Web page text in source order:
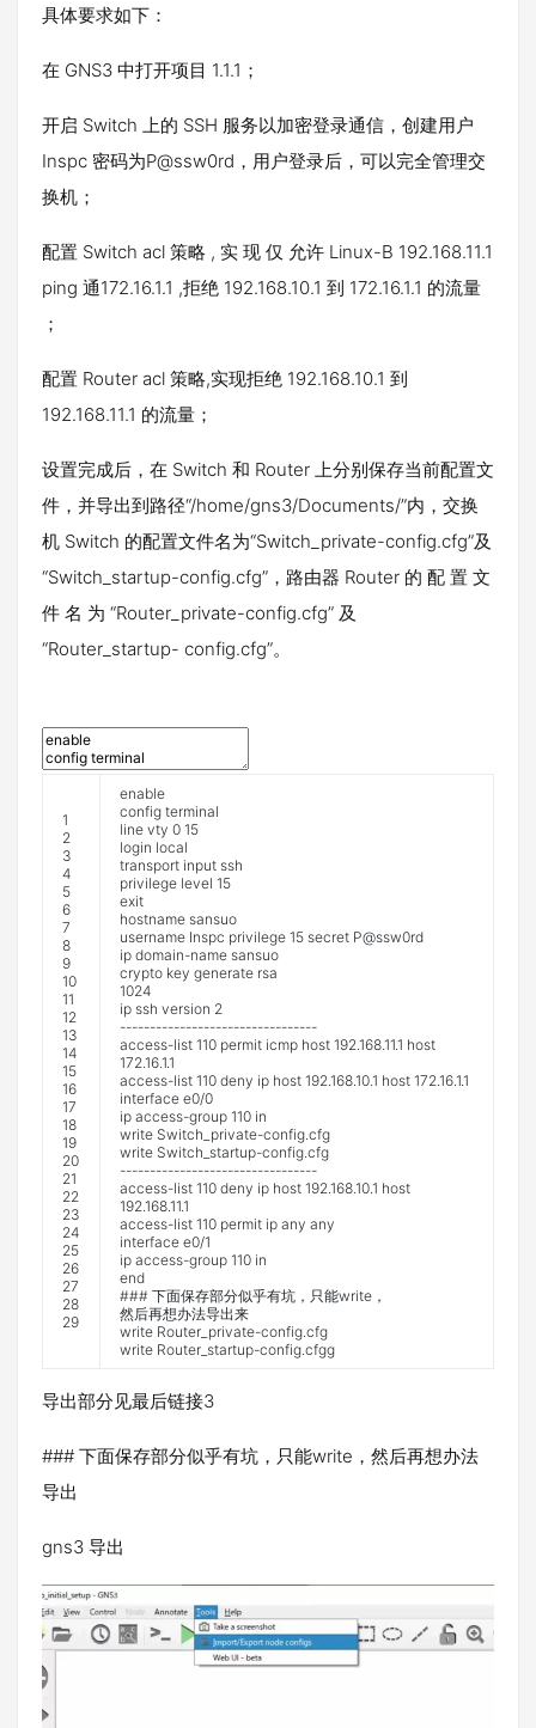
具体要求如下：
在 GNS3 中打开项目 1.1.1；
开启 Switch 上的 SSH 服务以加密登录通信，创建用户
Inspc 密码为P@ssw0rd，用户登录后，可以完全管理交
换机；
配置 Switch acl 策略 , 实 现 仅 允许 Linux-B 192.168.11.1
ping 通172.16.1.1 ,拒绝 192.168.10.1 到 172.16.1.1 的流量
；
配置 Router acl 策略,实现拒绝 192.168.10.1 到
192.168.11.1 的流量；
设置完成后，在 Switch 和 Router 上分别保存当前配置文
件，并导出到路径“/home/gns3/Documents/”内，交换
机 Switch 的配置文件名为“Switch_private-config.cfg”及
“Switch_startup-config.cfg”，路由器 Router 的 配 置 文
件 名 为 “Router_private-config.cfg” 及
“Router_startup- config.cfg”。
1
2
3
4
5
6
7
8
9
10
11
12
13
14
15
16
17
18
19
20
21
22
23
24
25
26
27
28
29
enable
config terminal
line vty 0 15
login local
transport input ssh
privilege level 15
exit
hostname sansuo
username Inspc privilege 15 secret P@ssw0rd
ip domain-name sansuo
crypto key generate rsa
1024
ip ssh version 2
---------------------------------
access-list 110 permit icmp host 192.168.11.1 host
172.16.1.1
access-list 110 deny ip host 192.168.10.1 host 172.16.1.1
interface e0/0
ip access-group 110 in
write Switch_private-config.cfg
write Switch_startup-config.cfg
---------------------------------
access-list 110 deny ip host 192.168.10.1 host
192.168.11.1
access-list 110 permit ip any any
interface e0/1
ip access-group 110 in
end
### 下面保存部分似乎有坑，只能write，
然后再想办法导出来
write Router_private-config.cfg
write Router_startup-config.cfgg
导出部分见最后链接3
### 下面保存部分似乎有坑，只能write，然后再想办法
导出
gns3 导出